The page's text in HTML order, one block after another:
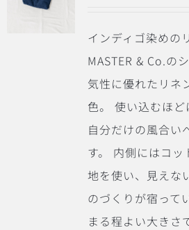
インディゴ染めの
MASTER & Co.の
気性に優れたリネ
色。 使い込むほど
自分だけの風合い
す。 内側にはコ
地を使い、見えな
のづくりが宿って
まる程よい大きさ